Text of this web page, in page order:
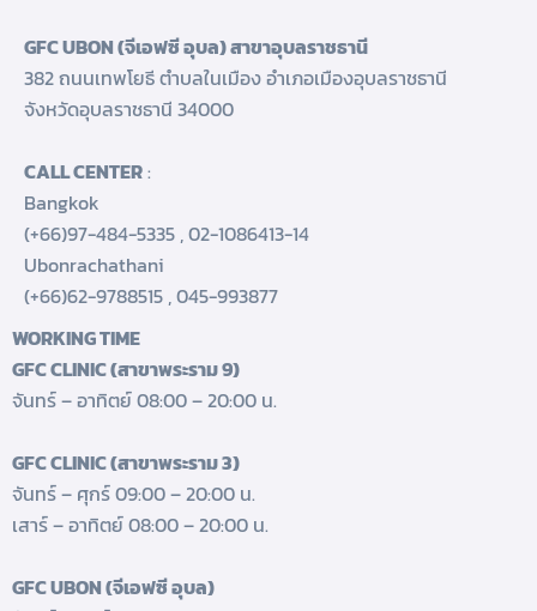
GFC UBON (จีเอฟซี อุบล) สาขาอุบลราชธานี
382 ถนนเทพโยธี ตำบลในเมือง อำเภอเมืองอุบลราชธานี
จังหวัดอุบลราชธานี 34000
CALL CENTER:
Bangkok
(+66)97-484-5335,02-1086413-14
Ubonrachathani
(+66)62-9788515,045-993877
WORKING TIME
GFC CLINIC (สาขาพระราม 9)
จันทร์ – อาทิตย์ 08:00 – 20:00 น.
GFC CLINIC (สาขาพระราม 3)
จันทร์ – ศุกร์ 09:00 – 20:00 น.
เสาร์ – อาทิตย์ 08:00 – 20:00 น.
GFC UBON (จีเอฟซี อุบล)